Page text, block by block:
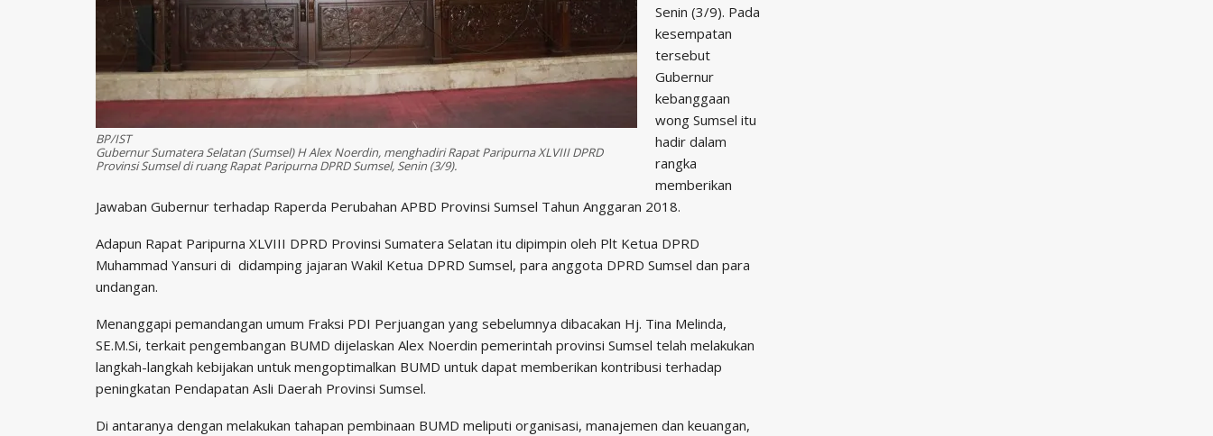
BP/IST
Gubernur Sumatera Selatan (Sumsel) H Alex Noerdin, menghadiri Rapat Paripurna XLVIII DPRD
Provinsi Sumsel di ruang Rapat Paripurna DPRD Sumsel, Senin (3/9).
Senin (3/9). Pada
kesempatan
tersebut
Gubernur
kebanggaan
wong Sumsel itu
hadir dalam
rangka
memberikan
Jawaban Gubernur terhadap Raperda Perubahan APBD Provinsi Sumsel Tahun Anggaran 2018.
Adapun Rapat Paripurna XLVIII DPRD Provinsi Sumatera Selatan itu dipimpin oleh Plt Ketua DPRD
Muhammad Yansuri di didamping jajaran Wakil Ketua DPRD Sumsel, para anggota DPRD Sumsel dan para
undangan.
Menanggapi pemandangan umum Fraksi PDI Perjuangan yang sebelumnya dibacakan Hj. Tina Melinda,
SE.M.Si, terkait pengembangan BUMD dijelaskan Alex Noerdin pemerintah provinsi Sumsel telah melakukan
langkah-langkah kebijakan untuk mengoptimalkan BUMD untuk dapat memberikan kontribusi terhadap
peningkatan Pendapatan Asli Daerah Provinsi Sumsel.
Di antaranya dengan melakukan tahapan pembinaan BUMD meliputi organisasi, manajemen dan keuangan,